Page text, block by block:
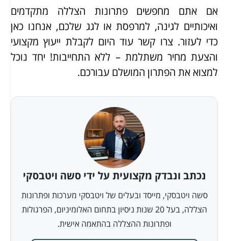
אם אתם מחפשים פתרונות הצללה מתקדמים
ואיכותיים לגינה, למרפסת או לגג שלכם, אנחנו כאן
כדי לעזור. צרו קשר עוד היום לקבלת ייעוץ מקצועי
והצעת מחיר משתלמת – ללא התחייבות! יחד נוכל
למצוא את הפתרון המושלם עבורכם.
נכתב ונבדק מקצועית על ידי סשה ויטבסקי
סשה ויטבסקי, מייסד ובעלים של ויטבסקי מערכות ופתרונות
הצללה, בעל 20 שנות ניסיון בתחום האלומיניום, הפרגולות
ופתרונות ההצללה בהתאמה אישית.